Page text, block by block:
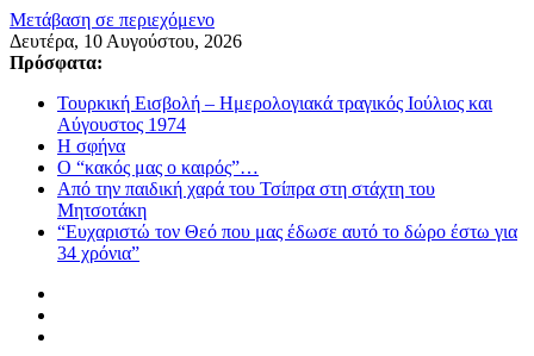
Μετάβαση σε περιεχόμενο
Δευτέρα, 10 Αυγούστου, 2026
Πρόσφατα:
Τουρκική Εισβολή – Ημερολογιακά τραγικός Ιούλιος και
Αύγουστος 1974
Η σφήνα
Ο “κακός μας ο καιρός”…
Από την παιδική χαρά του Τσίπρα στη στάχτη του
Μητσοτάκη
“Ευχαριστώ τον Θεό που μας έδωσε αυτό το δώρο έστω για
34 χρόνια”